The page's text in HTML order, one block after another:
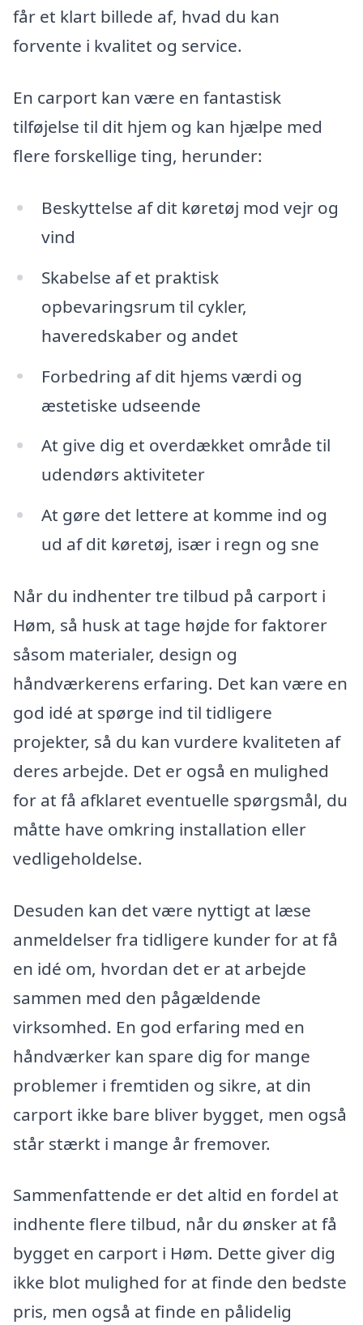
får et klart billede af, hvad du kan
forvente i kvalitet og service.
En carport kan være en fantastisk
tilføjelse til dit hjem og kan hjælpe med
flere forskellige ting, herunder:
Beskyttelse af dit køretøj mod vejr og
vind
Skabelse af et praktisk
opbevaringsrum til cykler,
haveredskaber og andet
Forbedring af dit hjems værdi og
æstetiske udseende
At give dig et overdækket område til
udendørs aktiviteter
At gøre det lettere at komme ind og
ud af dit køretøj, især i regn og sne
Når du indhenter tre tilbud på carport i
Høm, så husk at tage højde for faktorer
såsom materialer, design og
håndværkerens erfaring. Det kan være en
god idé at spørge ind til tidligere
projekter, så du kan vurdere kvaliteten af
deres arbejde. Det er også en mulighed
for at få afklaret eventuelle spørgsmål, du
måtte have omkring installation eller
vedligeholdelse.
Desuden kan det være nyttigt at læse
anmeldelser fra tidligere kunder for at få
en idé om, hvordan det er at arbejde
sammen med den pågældende
virksomhed. En god erfaring med en
håndværker kan spare dig for mange
problemer i fremtiden og sikre, at din
carport ikke bare bliver bygget, men også
står stærkt i mange år fremover.
Sammenfattende er det altid en fordel at
indhente flere tilbud, når du ønsker at få
bygget en carport i Høm. Dette giver dig
ikke blot mulighed for at finde den bedste
pris, men også at finde en pålidelig